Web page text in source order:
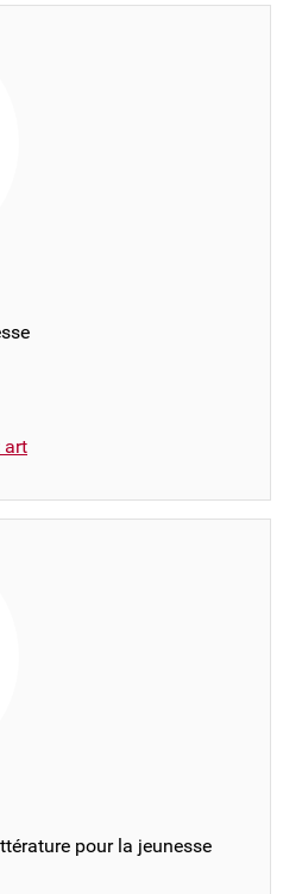
art
pour la jeunesse